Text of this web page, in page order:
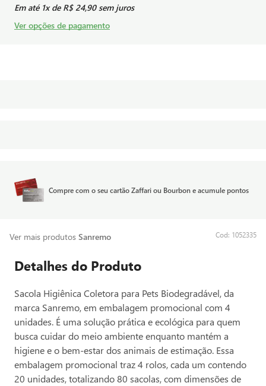
Em até 1x de R$ 24,90sem juros
Ver opções de pagamento
Compre com o seu cartão Zaffari ou Bourbon e acumule pontos
Ver mais produtos Sanremo : 1052335
Detalhes do Produto
Sacola Higiênica Coletora para Pets Biodegradável, da
marca Sanremo, em embalagem promocional com 4
unidades. É uma solução prática e ecológica para quem
busca cuidar do meio ambiente enquanto mantém a
higiene e o bem-estar dos animais de estimação. Essa
embalagem promocional traz 4 rolos, cada um contendo
20 unidades, totalizando 80 sacolas, com dimensões de